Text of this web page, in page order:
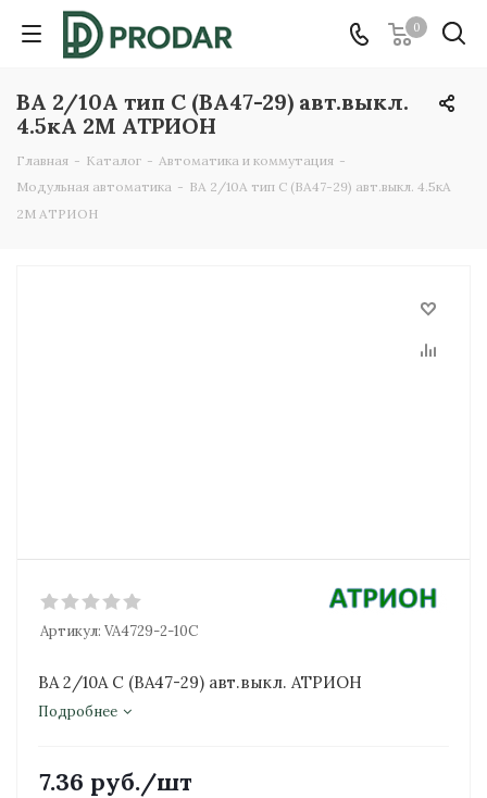
0
ВА 2/10А тип C (ВА47-29) авт.выкл.
4.5кА 2М АТРИОН
Главная - Каталог - Автоматика и коммутация -
Модульная автоматика - ВА 2/10А тип C (ВА47-29) авт.выкл. 4.5кА
2М АТРИОН
Артикул: VA4729-2-10C
ВА 2/10А С (ВА47-29) авт.выкл. АТРИОН
Подробнее
7.36 руб./шт